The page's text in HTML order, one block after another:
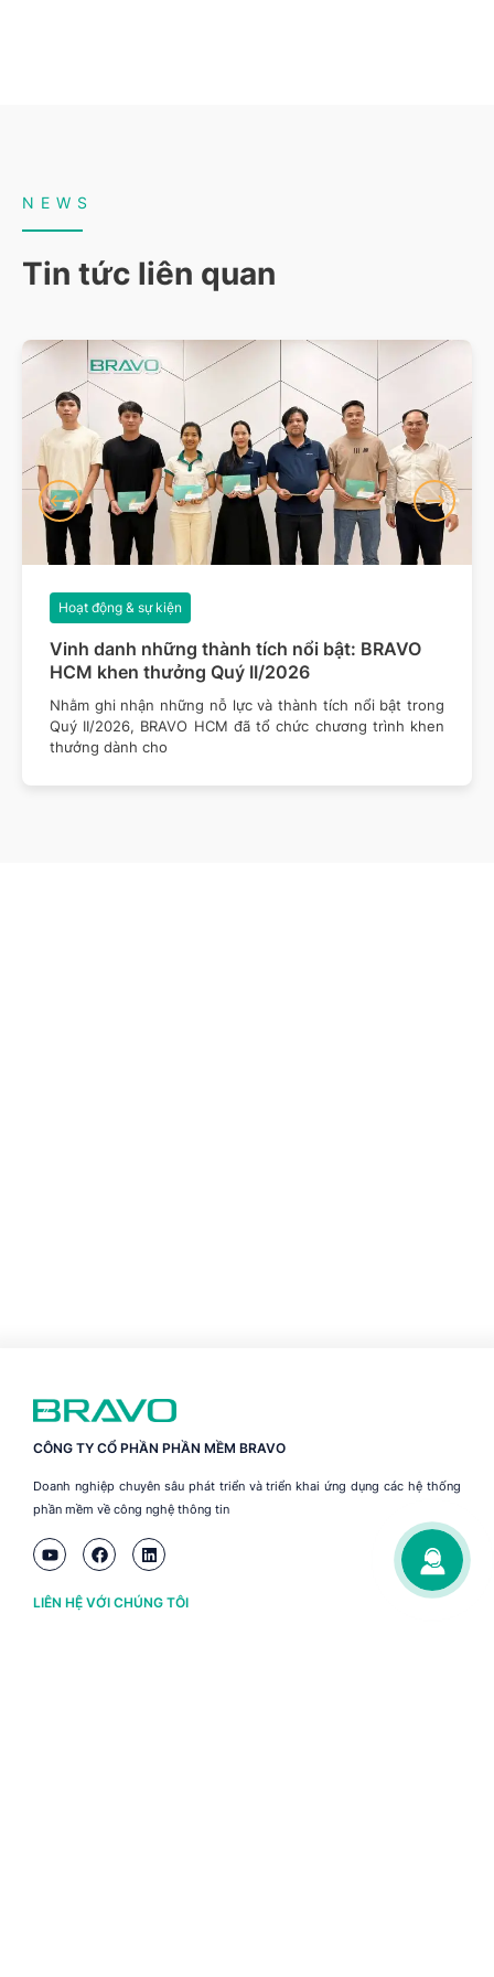
NEWS
Tin tức liên quan
Vinh danh những thành tích nổi bật: BRAVO
HCM khen thưởng Quý II/2026
Hoạt động & sự kiện
Nhằm ghi nhận những nỗ lực và thành tích nổi bật trong
Quý II/2026, BRAVO HCM đã tổ chức chương trình khen
thưởng dành cho
CÔNG TY CỔ PHẦN PHẦN MỀM BRAVO
Doanh nghiệp chuyên sâu phát triển và triển khai ứng dụng các hệ thống
phần mềm về công nghệ thông tin
LIÊN HỆ VỚI CHÚNG TÔI